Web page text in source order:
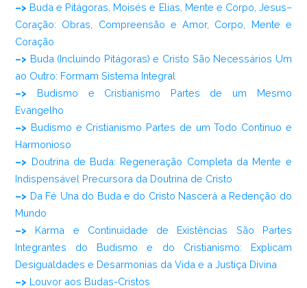
–> Buda e Pitágoras, Moisés e Elias, Mente e Corpo, Jesus–
Coração: Obras, Compreensão e Amor, Corpo, Mente e
Coração
–> Buda (Incluindo Pitágoras) e Cristo São Necessários Um
ao Outro: Formam Sistema Integral
–> Budismo e Cristianismo Partes de um Mesmo
Evangelho
–> Budismo e Cristianismo Partes de um Todo Contínuo e
Harmonioso
–> Doutrina de Buda: Regeneração Completa da Mente e
Indispensável Precursora da Doutrina de Cristo
–> Da Fé Una do Buda e do Cristo Nascerá a Redenção do
Mundo
–> Karma e Continuidade de Existências São Partes
Integrantes do Budismo e do Cristianismo: Explicam
Desigualdades e Desarmonias da Vida e a Justiça Divina
–> Louvor aos Budas-Cristos